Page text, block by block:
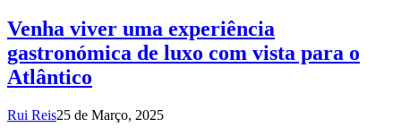
Venha viver uma experiência
gastronómica de luxo com vista para o
Atlântico
Rui Reis25 de Março, 2025